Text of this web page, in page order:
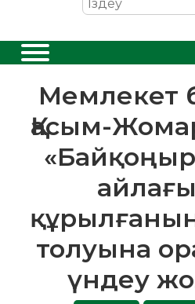
Мемлекет
Қасым-
толуына
үндеу